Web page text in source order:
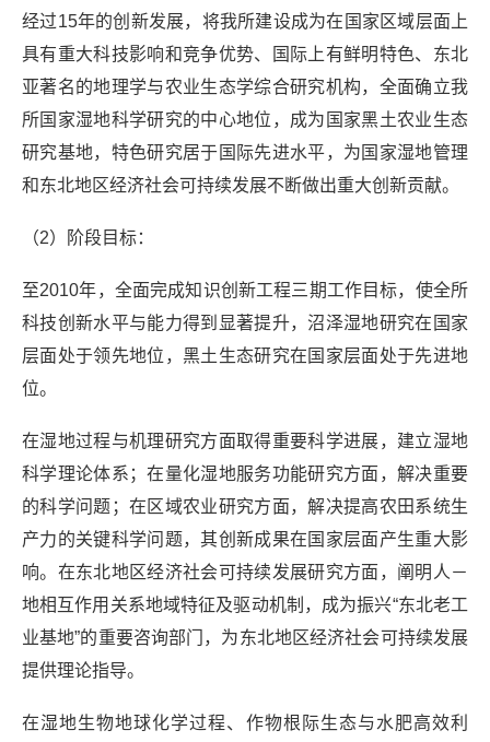
经过15年的创新发展，将我所建设成为在国家区域层面上
具有重大科技影响和竞争优势、国际上有鲜明特色、东北
亚著名的地理学与农业生态学综合研究机构，全面确立我
所国家湿地科学研究的中心地位，成为国家黑土农业生态
研究基地，特色研究居于国际先进水平，为国家湿地管理
和东北地区经济社会可持续发展不断做出重大创新贡献。
（2）阶段目标：
至2010年，全面完成知识创新工程三期工作目标，使全所
科技创新水平与能力得到显著提升，沼泽湿地研究在国家
层面处于领先地位，黑土生态研究在国家层面处于先进地
位。
在湿地过程与机理研究方面取得重要科学进展，建立湿地
科学理论体系；在量化湿地服务功能研究方面，解决重要
的科学问题；在区域农业研究方面，解决提高农田系统生
产力的关键科学问题，其创新成果在国家层面产生重大影
响。在东北地区经济社会可持续发展研究方面，阐明人－
地相互作用关系地域特征及驱动机制，成为振兴“东北老工
业基地”的重要咨询部门，为东北地区经济社会可持续发展
提供理论指导。
在湿地生物地球化学过程、作物根际生态与水肥高效利